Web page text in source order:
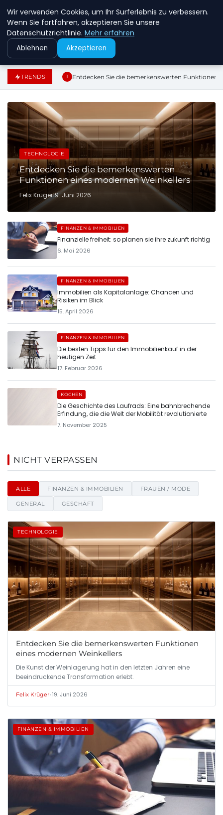
MFD DRESDEN
TRENDS 1 Entdecken Sie die bemerkenswerten Funktionen
TECHNOLOGIE
Entdecken Sie die bemerkenswerten
Funktionen eines modernen Weinkellers
Felix Krüger19. Juni 2026
FINANZEN & IMMOBILIEN
Finanzielle freiheit: so planen sie ihre zukunft richtig
6. Mai 2026
FINANZEN & IMMOBILIEN
Immobilien als Kapitalanlage: Chancen und
Risiken im Blick
15. April 2026
FINANZEN & IMMOBILIEN
Die besten Tipps für den Immobilienkauf in der
heutigen Zeit
17. Februar 2026
KOCHEN
Die Geschichte des Laufrads: Eine bahnbrechende
Erfindung, die die Welt der Mobilität revolutionierte
7. November 2025
Mfd Dresden - Nachrichten,
NICHT VERPASSEN
ALLE FINANZEN & IMMOBILIEN FRAUEN / MODE
GENERAL GESCHÄFT
TECHNOLOGIE
Entdecken Sie die bemerkenswerten Funktionen
eines modernen Weinkellers
Die Kunst der Weinlagerung hat in den letzten Jahren eine
beeindruckende Transformation erlebt.
Felix Krüger•19. Juni 2026
FINANZEN & IMMOBILIEN
Wir verwenden Cookies, um Ihr Surferlebnis zu verbessern.
Wenn Sie fortfahren, akzeptieren Sie unsere
Datenschutzrichtlinie. Mehr erfahren
Ablehnen Akzeptieren